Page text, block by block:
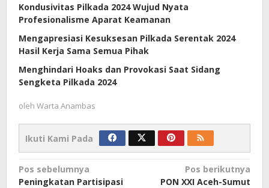
Kondusivitas Pilkada 2024 Wujud Nyata
Profesionalisme Aparat Keamanan
Mengapresiasi Kesuksesan Pilkada Serentak 2024
Hasil Kerja Sama Semua Pihak
Menghindari Hoaks dan Provokasi Saat Sidang
Sengketa Pilkada 2024
oleh Warta Anambas
Ikuti Kami Pada
Navigasi
Pos sebelumnya
Peningkatan Partisipasi
Pos berikutnya
PON XXI Aceh-Sumut